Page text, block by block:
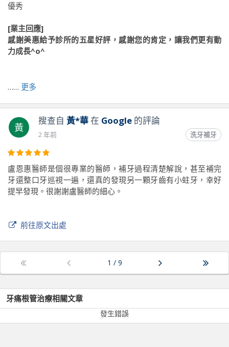
優秀
[業主回應]
感謝美惠給予診所的五星好評，感謝您的肯定，讓我們更有動
力成長^o^
前往原文出處
…… 更多
黃
搜查自 黃*華在 Google的評論
2 年前 洗牙補牙
盧恩惠醫師是個很專業的醫師，補牙過程清楚解說，甚至補完
牙還整口牙巡視一遍，還真的發現另一顆牙齒有小蛀牙，幸好
提早發現。很謝謝盧醫師的細心。
前往原文出處
1 / 9
牙痛根管治療相關文章
發生錯誤